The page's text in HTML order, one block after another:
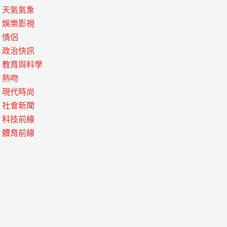
天氣氣象
娛樂影視
情侶
政治快訊
教育與科學
熱吻
現代時尚
社會新聞
科技前線
體育前線